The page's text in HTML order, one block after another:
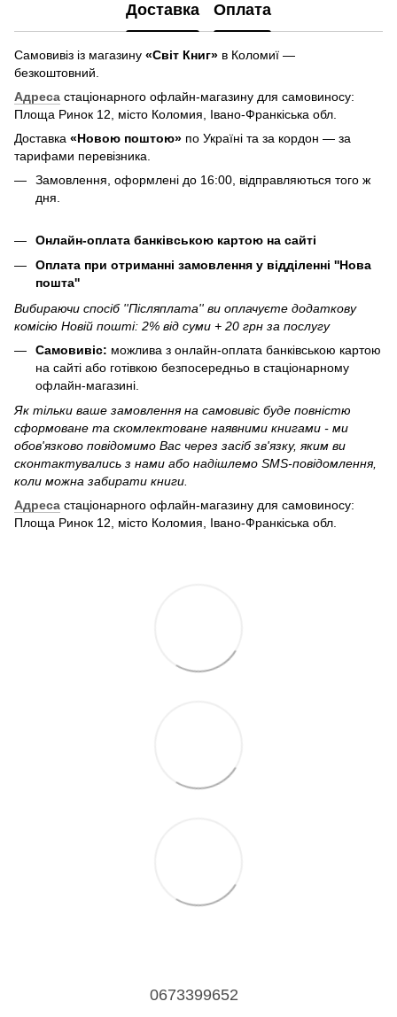
Доставка Оплата
Самовивіз із магазину «Світ Книг» в Коломиї —
безкоштовний.
Адреса стаціонарного офлайн-магазину для самовиносу:
Площа Ринок 12, місто Коломия, Івано-Франкіська обл.
Доставка «Новою поштою» по Україні та за кордон — за
тарифами перевізника.
Замовлення, оформлені до 16:00, відправляються того ж
дня.
Онлайн-оплата банківською картою на сайті
Оплата при отриманні замовлення у відділенні ''Нова
пошта''
Вибираючи спосіб ''Післяплата'' ви оплачуєте додаткову
комісію Новій пошті: 2% від суми + 20 грн за послугу
Самовивіс: можлива з онлайн-оплата банківською картою
на сайті або готівкою безпосередньо в стаціонарному
офлайн-магазині.
Як тільки ваше замовлення на самовивіс буде повністю
сформоване та скомлектоване наявними книгами - ми
обов'язково повідомимо Вас через засіб зв'язку, яким ви
сконтактувались з нами або надішлемо SMS-повідомлення,
коли можна забирати книги.
Адреса стаціонарного офлайн-магазину для самовиносу:
Площа Ринок 12, місто Коломия, Івано-Франкіська обл.
0673399652